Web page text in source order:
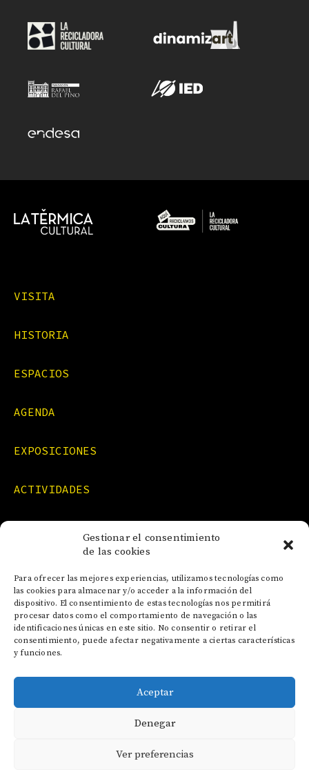
Gestionar el consentimiento
de las cookies
Para ofrecer las mejores experiencias, utilizamos tecnologías como
las cookies para almacenar y/o acceder a la información del
dispositivo. El consentimiento de estas tecnologías nos permitirá
procesar datos como el comportamiento de navegación o las
identificaciones únicas en este sitio. No consentir o retirar el
consentimiento, puede afectar negativamente a ciertas características
y funciones.
Aceptar
Denegar
Ver preferencias
VISITA
HISTORIA
ESPACIOS
AGENDA
EXPOSICIONES
ACTIVIDADES
CONTACTO
POLÍTICA DE COOKIES
POLÍTICA DE PRIVACIDAD